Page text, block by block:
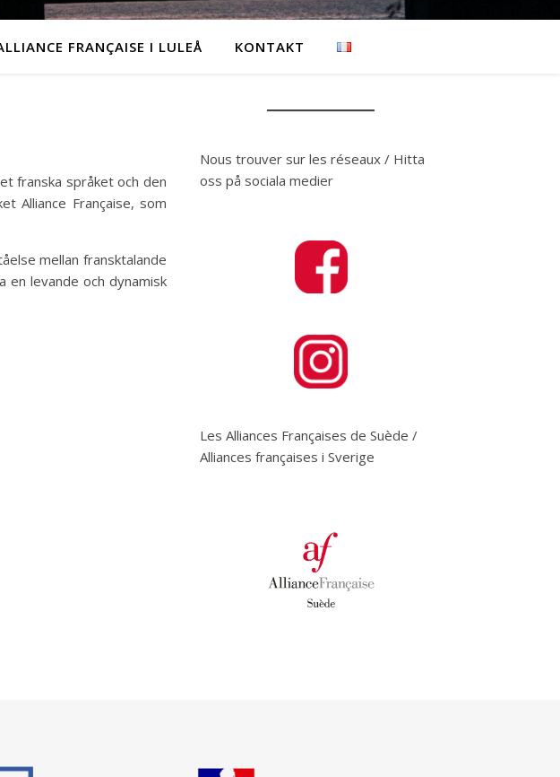
FRANÇAISE I LULEÅ KONTAKT
franska språket och den
Alliance Française, som
mellan fransktalande
en levande och dynamisk
Nous trouver sur les réseaux / Hitta
oss på sociala medier
Les Alliances Françaises de Suède /
Alliances françaises i Sverige